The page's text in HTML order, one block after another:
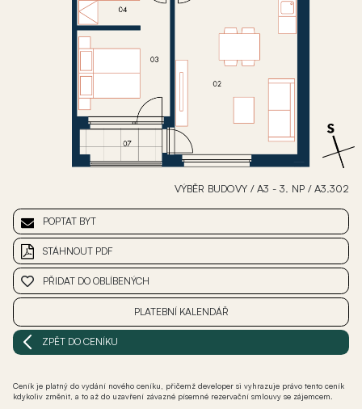
VÝBĚR BUDOVY / A3 - 3. NP / A3.302
POPTAT BYT
STÁHNOUT PDF
PŘIDAT DO OBLÍBENÝCH
PLATEBNÍ KALENDÁŘ
ZPĚT DO CENÍKU
Ceník je platný do vydání nového ceníku, přičemž developer si vyhrazuje právo tento ceník
kdykoliv změnit, a to až do uzavření závazné písemné rezervační smlouvy se zájemcem.